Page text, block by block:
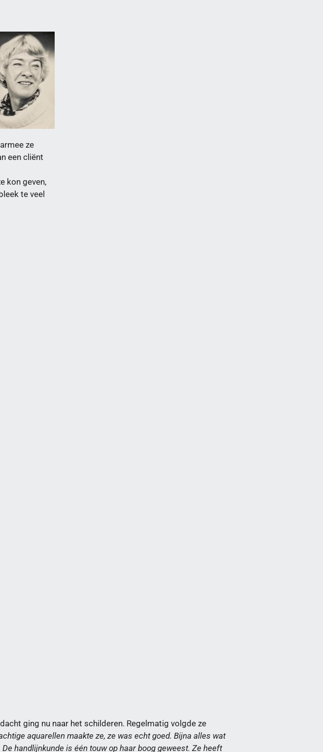
ze
een cliënt
kon geven,
te veel
ging nu naar het schilderen. Regelmatig volgde ze
aquarellen maakte ze, ze was echt goed. Bijna alles wat
handlijnkunde is één touw op haar boog geweest. Ze heeft